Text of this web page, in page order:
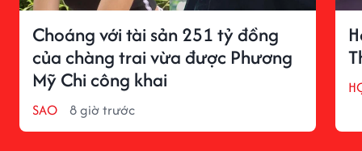
Choáng với tài sản 251 tỷ đồng
của chàng trai vừa được Phương
Mỹ Chi công khai
SAO 8 giờ trước